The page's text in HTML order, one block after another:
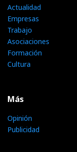
Actualidad
Empresas
Trabajo
Asociaciones
Formación
Cultura
Más
Opinión
Publicidad